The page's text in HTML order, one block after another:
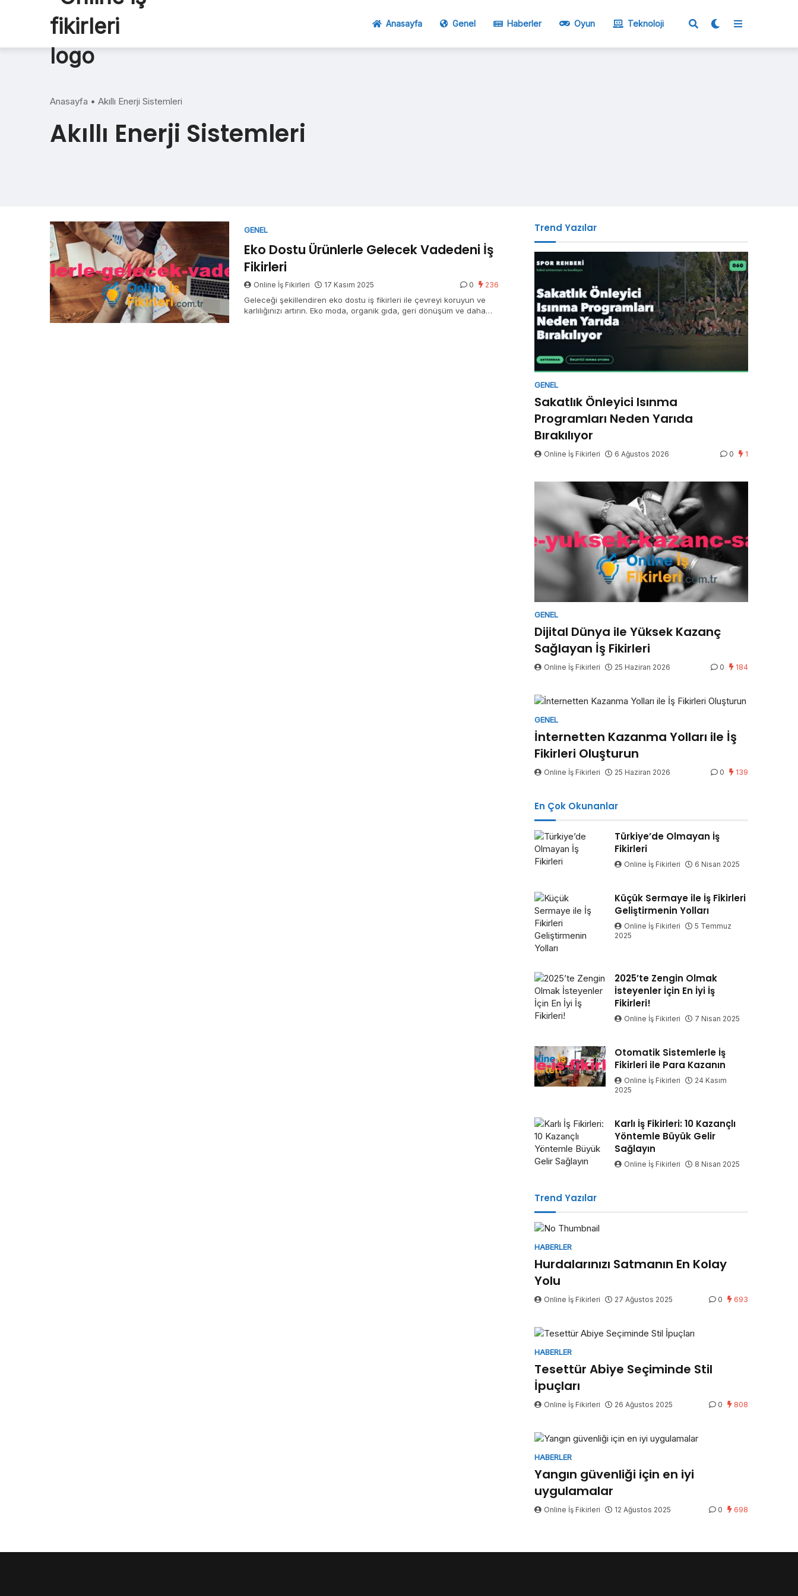
Anasayfa Genel Haberler Oyun Teknoloji
Anasayfa • Akıllı Enerji Sistemleri
Akıllı Enerji Sistemleri
GENEL
Eko Dostu Ürünlerle Gelecek Vadedeni İş
Fikirleri
Online İş Fikirleri 17 Kasım 2025 0 236
Geleceği şekillendiren eko dostu iş fikirleri ile çevreyi koruyun ve
karlılığınızı artırın. Eko moda, organik gıda, geri dönüşüm ve daha
Trend Yazılar
GENEL
Sakatlık Önleyici Isınma
Programları Neden Yarıda
Bırakılıyor
Online İş Fikirleri 6 Ağustos 2026 0 1
GENEL
Dijital Dünya ile Yüksek Kazanç
Sağlayan İş Fikirleri
Online İş Fikirleri 25 Haziran 2026 0 184
GENEL
İnternetten Kazanma Yolları ile İş
Fikirleri Oluşturun
Online İş Fikirleri 25 Haziran 2026 0 139
En Çok Okunanlar
Türkiye’de Olmayan İş
Fikirleri
Online İş Fikirleri 6 Nisan 2025
Küçük Sermaye ile İş Fikirleri
Geliştirmenin Yolları
Online İş Fikirleri
5 Temmuz
2025
2025’te Zengin Olmak
İsteyenler İçin En İyi İş
Fikirleri!
Online İş Fikirleri 7 Nisan 2025
Otomatik Sistemlerle İş
Fikirleri ile Para Kazanın
Online İş Fikirleri
24 Kasım
2025
Karlı İş Fikirleri: 10 Kazançlı
Yöntemle Büyük Gelir
Sağlayın
Online İş Fikirleri 8 Nisan 2025
Trend Yazılar
HABERLER
Hurdalarınızı Satmanın En Kolay
Yolu
Online İş Fikirleri 27 Ağustos 2025 0 693
HABERLER
Tesettür Abiye Seçiminde Stil
İpuçları
Online İş Fikirleri 26 Ağustos 2025 0 808
HABERLER
Yangın güvenliği için en iyi
uygulamalar
Online İş Fikirleri 12 Ağustos 2025 0 698